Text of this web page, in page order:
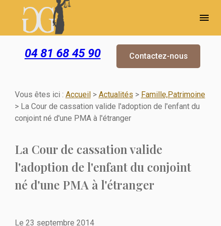
menu
04 81 68 45 90 Contactez-nous
Vous êtes ici : Accueil> Actualités > Famille,Patrimoine
> La Cour de cassation valide l'adoption de l'enfant du
conjoint né d'une PMA à l'étranger
La Cour de cassation valide
l'adoption de l'enfant du conjoint
né d'une PMA à l'étranger
Le 23 septembre 2014
Panneau de gestion des cookies